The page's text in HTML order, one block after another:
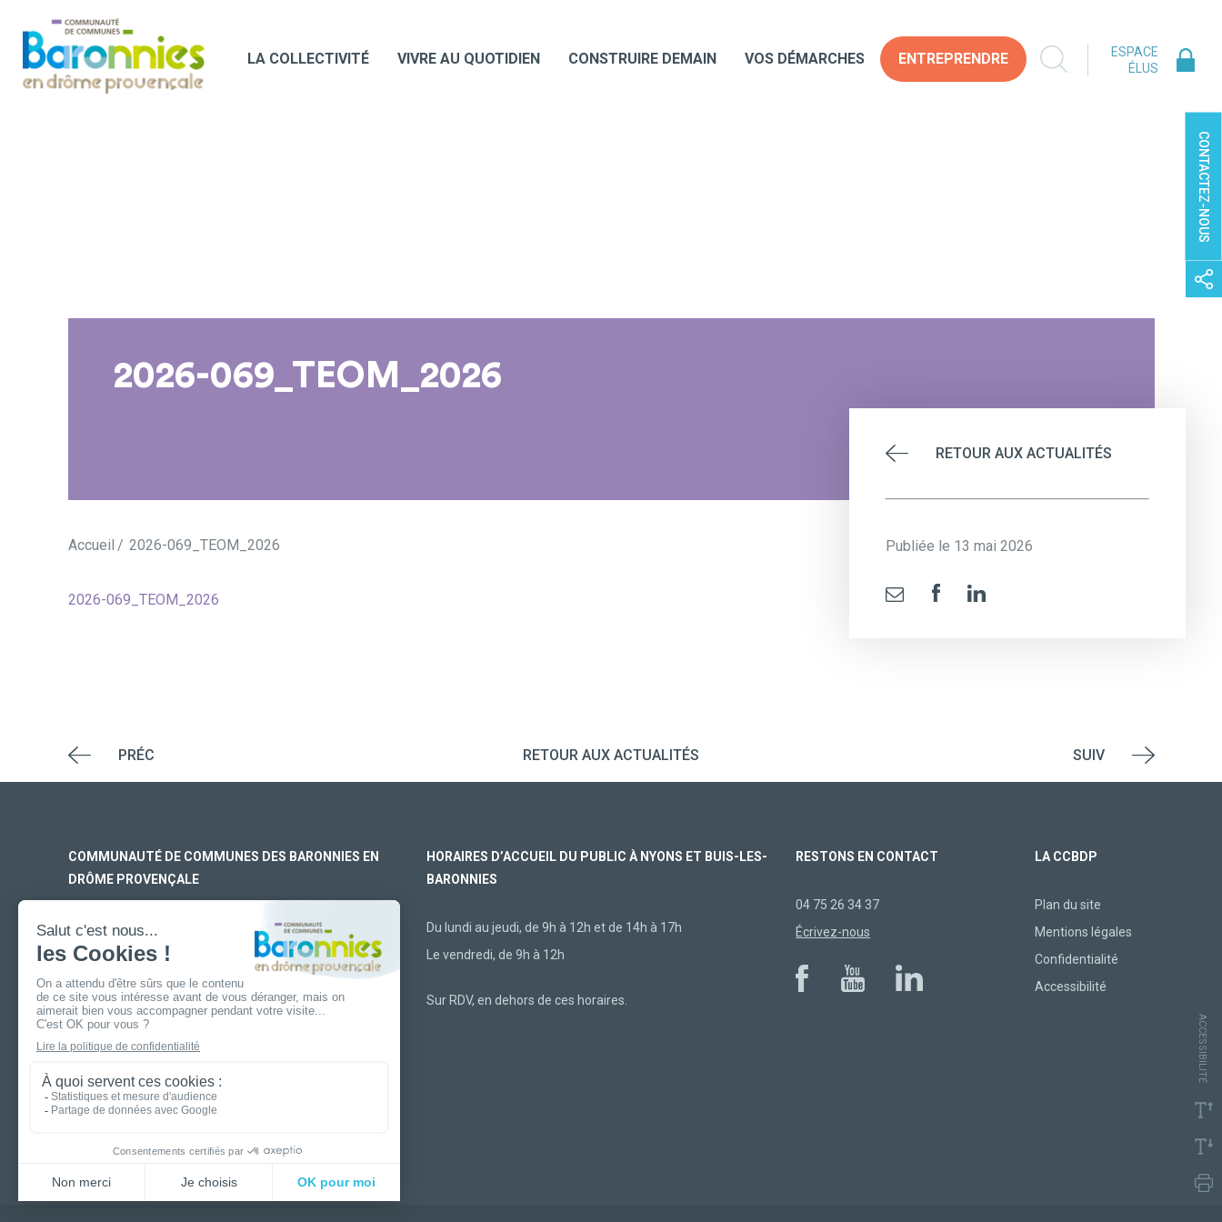
LA COLLECTIVITÉ VIVRE AU QUOTIDIEN CONSTRUIRE DEMAIN VOS DÉMARCHES ENTREPRENDRE
ESPACE
ÉLUS
CONTACTEZ-NOUS
2026-069_TEOM_2026
Accueil 2026-069_TEOM_2026
RETOUR AUX ACTUALITÉS
Publiée le 13 mai 2026
2026-069_TEOM_2026
PRÉC RETOUR AUX ACTUALITÉS SUIV
COMMUNAUTÉ DE COMMUNES DES BARONNIES EN
DRÔME PROVENÇALE
SIÈGE SOCIAL
170 rue Ferdinand Fert
Les Laurons – CS 30005
26110 Nyons
ANTENNE DE BUIS-LES-BARONNIES
19 boulevard Aristide Briand
26170 Buis-Les-Baronnies
HORAIRES D’ACCUEIL DU PUBLIC À NYONS ET BUIS-LES-
BARONNIES
Du lundi au jeudi, de 9h à 12h et de 14h à 17h
Le vendredi, de 9h à 12h
Sur RDV, en dehors de ces horaires.
RESTONS EN CONTACT
04 75 26 34 37
Écrivez-nous
LA CCBDP
Plan du site
Mentions légales
Confidentialité
Accessibilité
ACCESSIBILITÉ